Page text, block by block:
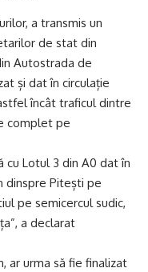
a transmis un
de stat din
Autostrada de
și dat în circulație
încât traficul dintre
complet pe
cu Lotul 3 din A0 dat în
dinspre Pitești pe
pe semicercul sudic,
a declarat
ar urma să fie finalizat